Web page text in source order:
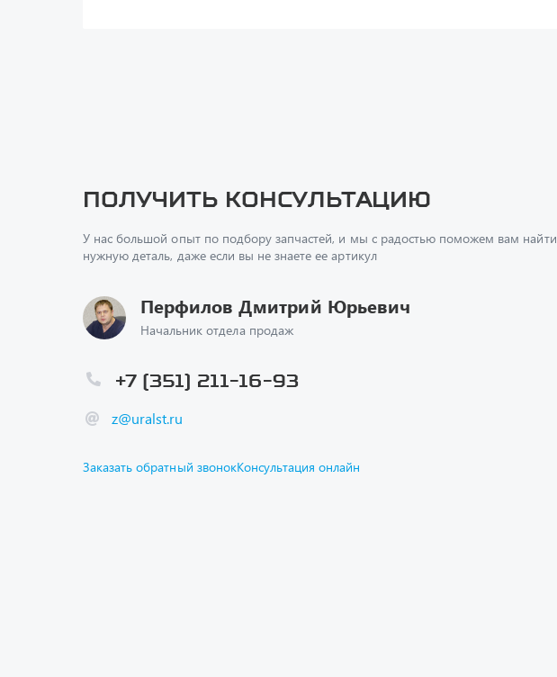
Получить консультацию
У нас большой опыт по подбору запчастей, и мы с радостью поможем вам найти
нужную деталь, даже если вы не знаете ее артикул
Перфилов Дмитрий Юрьевич
Начальник отдела продаж
z@uralst.ru
+7 (351) 211-16-93
Заказать обратный звонокКонсультация онлайн